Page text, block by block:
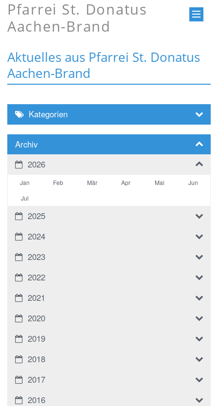
Pfarrei St. Donatus
Aachen-Brand
Aktuelles aus Pfarrei St. Donatus
Aachen-Brand
Kategorien
Archiv
2026
Jan Feb Mär Apr Mai
Jun
Jul
2025
2024
2023
2022
2021
2020
2019
2018
2017
2016